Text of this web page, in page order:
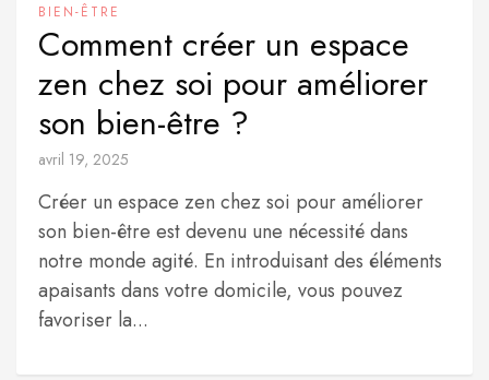
BIEN-ÊTRE
Comment créer un espace
zen chez soi pour améliorer
son bien-être ?
avril 19, 2025
Créer un espace zen chez soi pour améliorer
son bien-être est devenu une nécessité dans
notre monde agité. En introduisant des éléments
apaisants dans votre domicile, vous pouvez
favoriser la...